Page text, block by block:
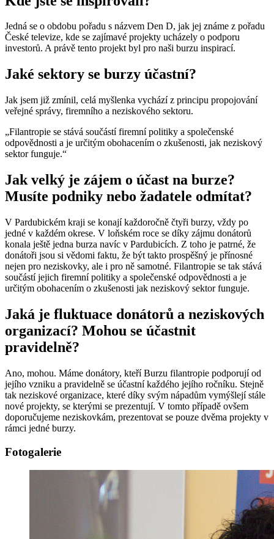
Jedná se o obdobu pořadu s názvem Den D, jak jej známe z pořadu
České televize, kde se zajímavé projekty ucházely o podporu
investorů. A právě tento projekt byl pro naši burzu inspirací.
Jaké sektory se burzy účastní?
Jak jsem již zmínil, celá myšlenka vychází z principu propojování
veřejné správy, firemního a neziskového sektoru.
„Filantropie se stává součástí firemní politiky a společenské
odpovědnosti a je určitým obohacením o zkušenosti, jak neziskový
sektor funguje.“
Jak velký je zájem o účast na burze?
Musíte podniky nebo žadatele odmítat?
V Pardubickém kraji se konají každoročně čtyři burzy, vždy po
jedné v každém okrese. V loňském roce se díky zájmu donátorů
konala ještě jedna burza navíc v Pardubicích. Z toho je patrné, že
donátoři jsou si vědomi faktu, že být takto prospěšný je přínosné
nejen pro neziskovky, ale i pro ně samotné. Filantropie se tak stává
součástí jejich firemní politiky a společenské odpovědnosti a je
určitým obohacením o zkušenosti jak neziskový sektor funguje.
Jaká je fluktuace donátorů a neziskových
organizací? Mohou se účastnit
pravidelně?
Ano, mohou. Máme donátory, kteří Burzu filantropie podporují od
jejího vzniku a pravidelně se účastní každého jejího ročníku. Stejně
tak neziskové organizace, které díky svým nápadům vymýšlejí stále
nové projekty, se kterými se prezentují. V tomto případě ovšem
doporučujeme neziskovkám, prezentovat se pouze dvěma projekty v
rámci jedné burzy.
Fotogalerie